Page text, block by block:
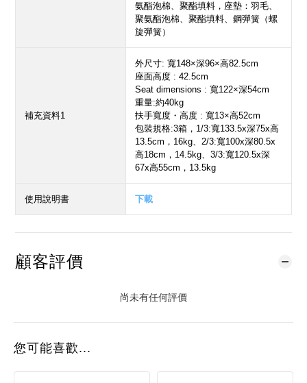
氨酯泡棉、聚酯填料，座墊：羽毛、
聚氨酯泡棉、聚酯填料、鋼彈簧（螺
旋彈簧）
補充資料1
外尺寸: 寬148×深96×高82.5cm
座面高度 : 42.5cm
Seat dimensions : 寬122×深54cm
重量:約40kg
扶手寬度・高度 : 寬13×高52cm
包裝規格:3箱，1/3:寬133.5x深75x高
13.5cm，16kg、2/3:寬100x深80.5x
高18cm，14.5kg、3/3:寬120.5x深
67x高55cm，13.5kg
使用說明書 下載
顧客評價
尚未有任何評價
您可能喜歡...